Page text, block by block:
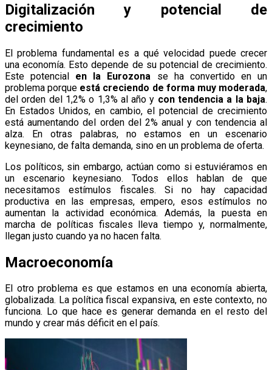
Digitalización y potencial de
crecimiento
El problema fundamental es a qué velocidad puede crecer
una economía. Esto depende de su potencial de crecimiento.
Este potencial en la Eurozona se ha convertido en un
problema porque está creciendo de forma muy moderada,
del orden del 1,2% o 1,3% al año y con tendencia a la baja.
En Estados Unidos, en cambio, el potencial de crecimiento
está aumentando del orden del 2% anual y con tendencia al
alza. En otras palabras, no estamos en un escenario
keynesiano, de falta demanda, sino en un problema de oferta.
Los políticos, sin embargo, actúan como si estuviéramos en
un escenario keynesiano. Todos ellos hablan de que
necesitamos estímulos fiscales. Si no hay capacidad
productiva en las empresas, empero, esos estímulos no
aumentan la actividad económica. Además, la puesta en
marcha de políticas fiscales lleva tiempo y, normalmente,
llegan justo cuando ya no hacen falta.
Macroeconomía
El otro problema es que estamos en una economía abierta,
globalizada. La política fiscal expansiva, en este contexto, no
funciona. Lo que hace es generar demanda en el resto del
mundo y crear más déficit en el país.